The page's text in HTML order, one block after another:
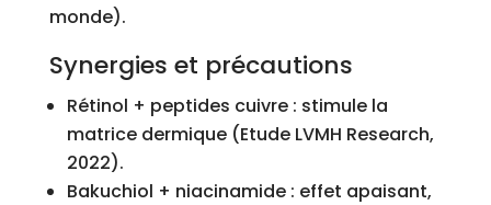
monde).
Synergies et précautions
Rétinol + peptides cuivre : stimule la
matrice dermique (Etude LVMH Research,
2022).
Bakuchiol + niacinamide : effet apaisant,